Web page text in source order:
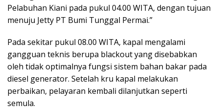
Pelabuhan Kiani pada pukul 04.00 WITA, dengan tujuan
menuju Jetty PT Bumi Tunggal Permai.”
Pada sekitar pukul 08.00 WITA, kapal mengalami
gangguan teknis berupa blackout yang disebabkan
oleh tidak optimalnya fungsi sistem bahan bakar pada
diesel generator. Setelah kru kapal melakukan
perbaikan, pelayaran kembali dilanjutkan seperti
semula.